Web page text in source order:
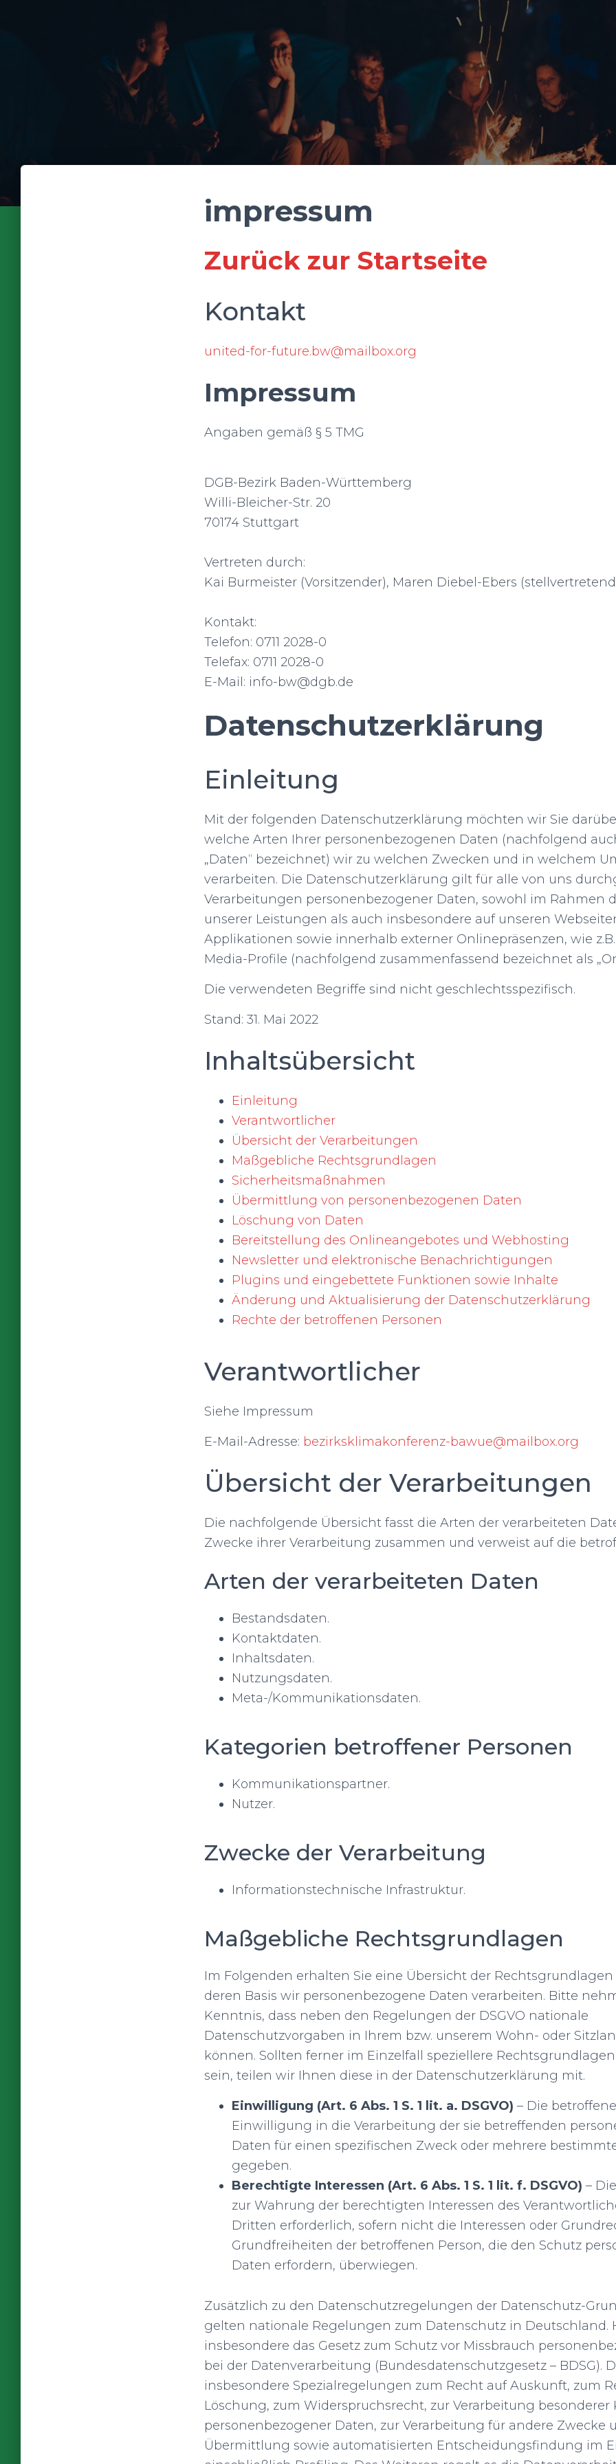
impressum
Zurück zur Startseite
Kontakt
united-for-future.bw@mailbox.org
Impressum
Angaben gemäß § 5 TMG
DGB-Bezirk Baden-Württemberg
Willi-Bleicher-Str. 20
70174 Stuttgart
Vertreten durch:
Kai Burmeister (Vorsitzender), Maren Diebel-Ebers
Kontakt:
Telefon: 0711 2028-0
Telefax: 0711 2028-0
E-Mail: info-bw@dgb.de
Datenschutzerklärung
Einleitung
Mit der folgenden Datenschutzerklärung möchten wir Sie
welche Arten Ihrer personenbezogenen Daten (nachfolgend
„Daten“ bezeichnet) wir zu welchen Zwecken und in welchem
verarbeiten. Die Datenschutzerklärung gilt für alle von uns
Verarbeitungen personenbezogener Daten, sowohl im Rahmen
unserer Leistungen als auch insbesondere auf unseren
Applikationen sowie innerhalb externer Onlinepräsenzen, wie
Media-Profile (nachfolgend zusammenfassend bezeichnet als
Die verwendeten Begriffe sind nicht geschlechtsspezifisch.
Stand: 31. Mai 2022
Inhaltsübersicht
Einleitung
Verantwortlicher
Übersicht der Verarbeitungen
Maßgebliche Rechtsgrundlagen
Sicherheitsmaßnahmen
Übermittlung von personenbezogenen Daten
Löschung von Daten
Bereitstellung des Onlineangebotes und Webhosting
Newsletter und elektronische Benachrichtigungen
Plugins und eingebettete Funktionen sowie Inhalte
Änderung und Aktualisierung der Datenschutzerklärung
Rechte der betroffenen Personen
Verantwortlicher
Siehe Impressum
E-Mail-Adresse: bezirksklimakonferenz-bawue@mailbox.org
Übersicht der Verarbeitungen
Die nachfolgende Übersicht fasst die Arten der verarbeiteten
Zwecke ihrer Verarbeitung zusammen und verweist auf die
Arten der verarbeiteten Daten
Bestandsdaten.
Kontaktdaten.
Inhaltsdaten.
Nutzungsdaten.
Meta-/Kommunikationsdaten.
Kategorien betroffener Personen
Kommunikationspartner.
Nutzer.
Zwecke der Verarbeitung
Informationstechnische Infrastruktur.
Maßgebliche Rechtsgrundlagen
Im Folgenden erhalten Sie eine Übersicht der Rechtsgrundlagen
deren Basis wir personenbezogene Daten verarbeiten. Bitte
Kenntnis, dass neben den Regelungen der DSGVO nationale
Datenschutzvorgaben in Ihrem bzw. unserem Wohn- oder
können. Sollten ferner im Einzelfall speziellere
sein, teilen wir Ihnen diese in der Datenschutzerklärung mit.
Einwilligung (Art. 6 Abs. 1 S. 1 lit. a. DSGVO) – Die
Einwilligung in die Verarbeitung der sie betreffenden
Daten für einen spezifischen Zweck oder mehrere
gegeben.
Berechtigte Interessen (Art. 6 Abs. 1 S. 1 lit. f. DSGVO) –
zur Wahrung der berechtigten Interessen des
Dritten erforderlich, sofern nicht die Interessen oder
Grundfreiheiten der betroffenen Person, die den Schutz
Daten erfordern, überwiegen.
Zusätzlich zu den Datenschutzregelungen der Datenschutz-
gelten nationale Regelungen zum Datenschutz in Deutschland.
insbesondere das Gesetz zum Schutz vor Missbrauch
bei der Datenverarbeitung (Bundesdatenschutzgesetz – BDSG).
insbesondere Spezialregelungen zum Recht auf Auskunft, zum
Löschung, zum Widerspruchsrecht, zur Verarbeitung besonderer
personenbezogener Daten, zur Verarbeitung für andere Zwecke
Übermittlung sowie automatisierten Entscheidungsfindung im